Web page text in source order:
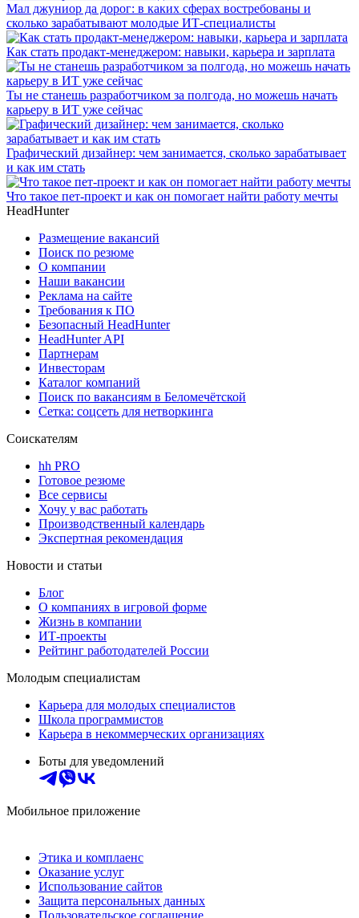
Мал джуниор да дорог: в каких сферах востребованы и
сколько зарабатывают молодые ИТ-специалисты
Как стать продакт-менеджером: навыки, карьера и зарплата
Ты не станешь разработчиком за полгода, но можешь начать
карьеру в ИТ уже сейчас
Графический дизайнер: чем занимается, сколько зарабатывает
и как им стать
Что такое пет-проект и как он помогает найти работу мечты
HeadHunter
Размещение вакансий
Поиск по резюме
О компании
Наши вакансии
Реклама на сайте
Требования к ПО
Безопасный HeadHunter
HeadHunter API
Партнерам
Инвесторам
Каталог компаний
Поиск по вакансиям в Беломечётской
Сетка: соцсеть для нетворкинга
Соискателям
hh PRO
Готовое резюме
Все сервисы
Хочу у вас работать
Производственный календарь
Экспертная рекомендация
Новости и статьи
Блог
О компаниях в игровой форме
Жизнь в компании
ИТ-проекты
Рейтинг работодателей России
Молодым специалистам
Карьера для молодых специалистов
Школа программистов
Карьера в некоммерческих организациях
Боты для уведомлений
Мобильное приложение
Этика и комплаенс
Оказание услуг
Использование сайтов
Защита персональных данных
Пользовательское соглашение